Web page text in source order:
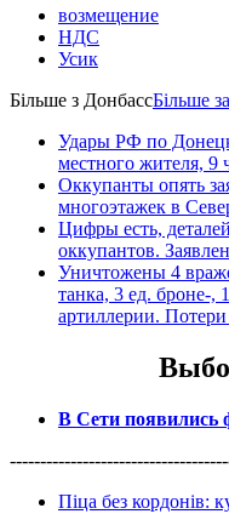
возмещение
НДС
Усик
Більше з ДонбассБільше
Удары РФ по
местного жителя, 9
Оккупанты опять
многоэтажек в
Цифры есть,
оккупантов.
Уничтожены 4
танка, 3 ед. броне-,
артиллерии.
В Сети появились
Піца без кордонів: